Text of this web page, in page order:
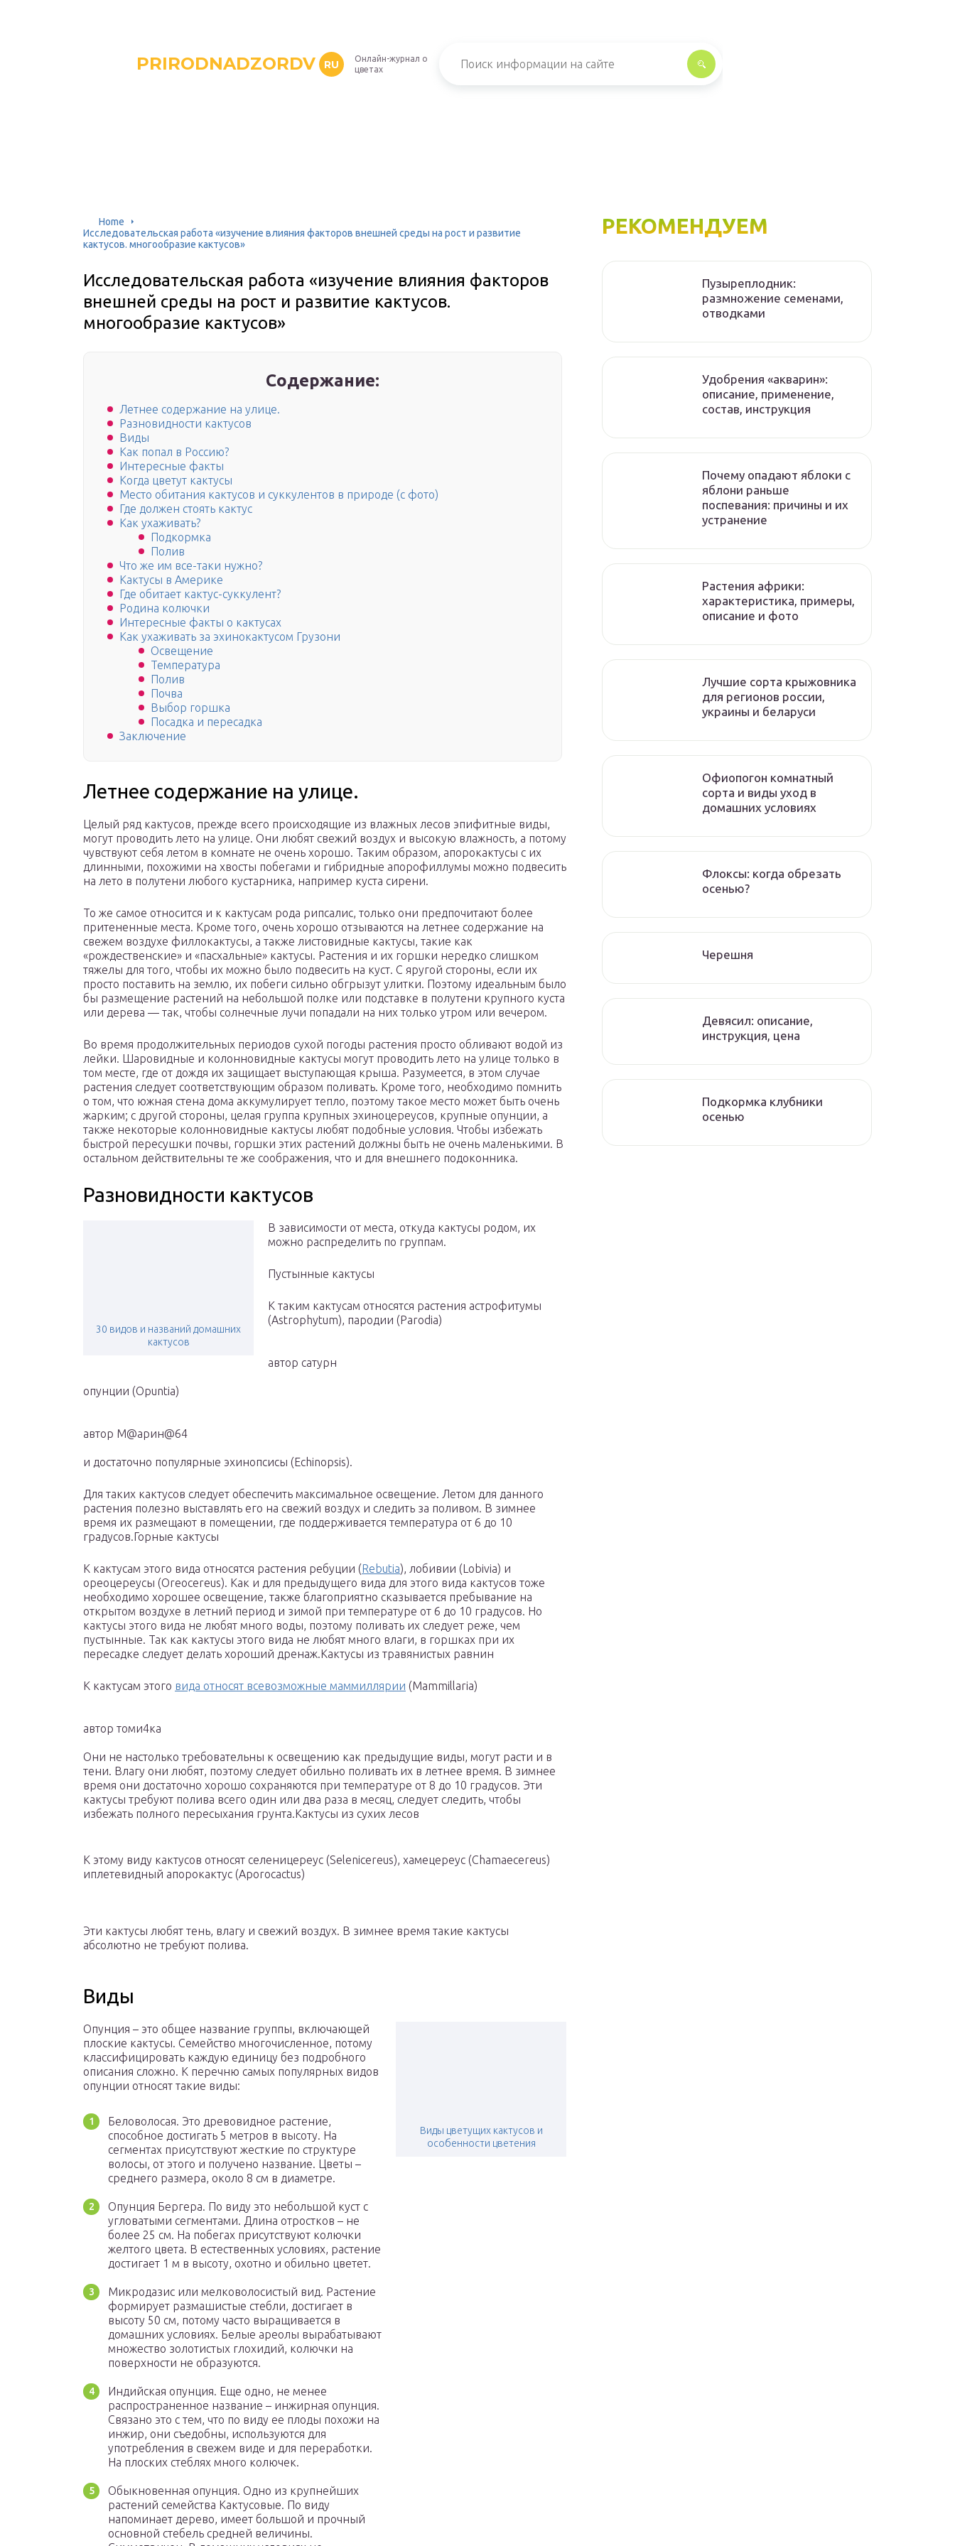
PRIRODNADZORDV RU
Онлайн-журнал о
цветах
Home
Исследовательская работа «изучение влияния факторов внешней среды на рост и развитие
кактусов. многообразие кактусов»
Исследовательская работа «изучение влияния факторов
внешней среды на рост и развитие кактусов.
многообразие кактусов»
Содержание:
Летнее содержание на улице.
Разновидности кактусов
Виды
Как попал в Россию?
Интересные факты
Когда цветут кактусы
Место обитания кактусов и суккулентов в природе (с фото)
Где должен стоять кактус
Как ухаживать?
Подкормка
Полив
Что же им все-таки нужно?
Кактусы в Америке
Где обитает кактус-суккулент?
Родина колючки
Интересные факты о кактусах
Как ухаживать за эхинокактусом Грузони
Освещение
Температура
Полив
Почва
Выбор горшка
Посадка и пересадка
Заключение
Летнее содержание на улице.
Целый ряд кактусов, прежде всего происходящие из влажных лесов эпифитные виды,
могут проводить лето на улице. Они любят свежий воздух и высокую влажность, а потому
чувствуют себя летом в комнате не очень хорошо. Таким образом, апорокактусы с их
длинными, похожими на хвосты побегами и гибридные апорофиллумы можно подвесить
на лето в полутени любого кустарника, например куста сирени.
То же самое относится и к кактусам рода рипсалис, только они предпочитают более
притененные места. Кроме того, очень хорошо отзываются на летнее содержание на
свежем воздухе филлокактусы, а также листовидные кактусы, такие как
«рождественские» и «пасхальные» кактусы. Растения и их горшки нередко слишком
тяжелы для того, чтобы их можно было подвесить на куст. С яругой стороны, если их
просто поставить на землю, их побеги сильно обгрызут улитки. Поэтому идеальным было
бы размещение растений на небольшой полке или подставке в полутени крупного куста
или дерева — так, чтобы солнечные лучи попадали на них только утром или вечером.
Во время продолжительных периодов сухой погоды растения просто обливают водой из
лейки. Шаровидные и колонновидные кактусы могут проводить лето на улице только в
том месте, где от дождя их защищает выступающая крыша. Разумеется, в этом случае
растения следует соответствующим образом поливать. Кроме того, необходимо помнить
о том, что южная стена дома аккумулирует тепло, поэтому такое место может быть очень
жарким; с другой стороны, целая группа крупных эхиноцереусов, крупные опунции, а
также некоторые колонновидные кактусы любят подобные условия. Чтобы избежать
быстрой пересушки почвы, горшки этих растений должны быть не очень маленькими. В
остальном действительны те же соображения, что и для внешнего подоконника.
Разновидности кактусов
30 видов и названий домашних
кактусов
В зависимости от места, откуда кактусы родом, их
можно распределить по группам.
Пустынные кактусы
К таким кактусам относятся растения астрофитумы
(Astrophytum), пародии (Parodia)
автор сатурн
опунции (Opuntia)
автор М@арин@64
и достаточно популярные эхинопсисы (Echinopsis).
Для таких кактусов следует обеспечить максимальное освещение. Летом для данного
растения полезно выставлять его на свежий воздух и следить за поливом. В зимнее
время их размещают в помещении, где поддерживается температура от 6 до 10
градусов.Горные кактусы
К кактусам этого вида относятся растения ребуции (Rebutia), лобивии (Lobivia) и
ореоцереусы (Oreocereus). Как и для предыдущего вида для этого вида кактусов тоже
необходимо хорошее освещение, также благоприятно сказывается пребывание на
открытом воздухе в летний период и зимой при температуре от 6 до 10 градусов. Но
кактусы этого вида не любят много воды, поэтому поливать их следует реже, чем
пустынные. Так как кактусы этого вида не любят много влаги, в горшках при их
пересадке следует делать хороший дренаж.Кактусы из травянистых равнин
К кактусам этого вида относят всевозможные маммиллярии (Mammillaria)
автор томи4ка
Они не настолько требовательны к освещению как предыдущие виды, могут расти и в
тени. Влагу они любят, поэтому следует обильно поливать их в летнее время. В зимнее
время они достаточно хорошо сохраняются при температуре от 8 до 10 градусов. Эти
кактусы требуют полива всего один или два раза в месяц, следует следить, чтобы
избежать полного пересыхания грунта.Кактусы из сухих лесов
К этому виду кактусов относят селеницереус (Selenicereus), хамецереус (Chamaecereus)
иплетевидный апорокактус (Aporocactus)
Эти кактусы любят тень, влагу и свежий воздух. В зимнее время такие кактусы
абсолютно не требуют полива.
Виды
Виды цветущих кактусов и
особенности цветения
Опунция – это общее название группы, включающей
плоские кактусы. Семейство многочисленное, потому
классифицировать каждую единицу без подробного
описания сложно. К перечню самых популярных видов
опунции относят такие виды:
Беловолосая. Это древовидное растение,
способное достигать 5 метров в высоту. На
сегментах присутствуют жесткие по структуре
волосы, от этого и получено название. Цветы –
среднего размера, около 8 см в диаметре.
Опунция Бергера. По виду это небольшой куст с
угловатыми сегментами. Длина отростков – не
более 25 см. На побегах присутствуют колючки
желтого цвета. В естественных условиях, растение
достигает 1 м в высоту, охотно и обильно цветет.
Микродазис или мелковолосистый вид. Растение
формирует размашистые стебли, достигает в
высоту 50 см, потому часто выращивается в
домашних условиях. Белые ареолы вырабатывают
множество золотистых глохидий, колючки на
поверхности не образуются.
Индийская опунция. Еще одно, не менее
распространенное название – инжирная опунция.
Связано это с тем, что по виду ее плоды похожи на
инжир, они съедобны, используются для
употребления в свежем виде и для переработки.
На плоских стеблях много колючек.
Обыкновенная опунция. Одно из крупнейших
растений семейства Кактусовые. По виду
напоминает дерево, имеет большой и прочный
основной стебель средней величины.
РЕКОМЕНДУЕМ
Пузыреплодник:
размножение семенами,
отводками
Удобрения «акварин»:
описание, применение,
состав, инструкция
Почему опадают яблоки с
яблони раньше
поспевания: причины и их
устранение
Растения африки:
характеристика, примеры,
описание и фото
Лучшие сорта крыжовника
для регионов россии,
украины и беларуси
Офиопогон комнатный
сорта и виды уход в
домашних условиях
Флоксы: когда обрезать
осенью?
Черешня
Девясил: описание,
инструкция, цена
Подкормка клубники
осенью